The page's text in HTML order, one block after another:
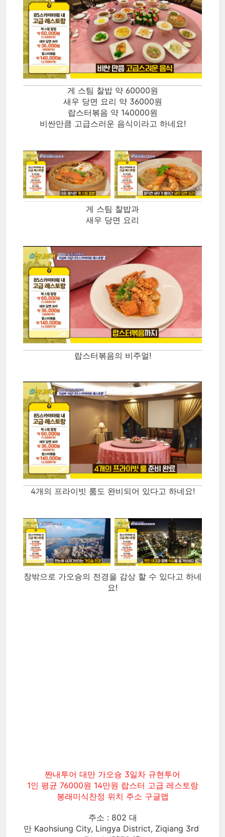
게 스팀 찰밥 약 60000원
새우 당면 요리 약 36000원
랍스터볶음 약 140000원
비싼만큼 고급스러운 음식이라고 하네요!
게 스팀 찰밥과
새우 당면 요리
랍스터볶음의 비주얼!
4개의 프라이빗 룸도 완비되어 있다고 하네요!
창밖으로 가오슝의 전경을 감상 할 수 있다고 하네
요!
짠내투어 대만 가오슝 3일차 규현투어
1인 평균 76000원 14만원 랍스터 고급 레스토랑
봉래미식찬정 위치 주소 구글맵
주소 : 802 대
만 Kaohsiung City, Lingya District, Ziqiang 3rd